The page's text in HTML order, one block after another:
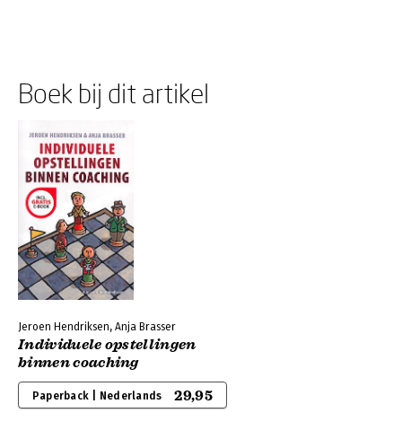
Boek bij dit artikel
Jeroen Hendriksen, Anja Brasser
Individuele opstellingen
binnen coaching
Paperback | Nederlands 29,95